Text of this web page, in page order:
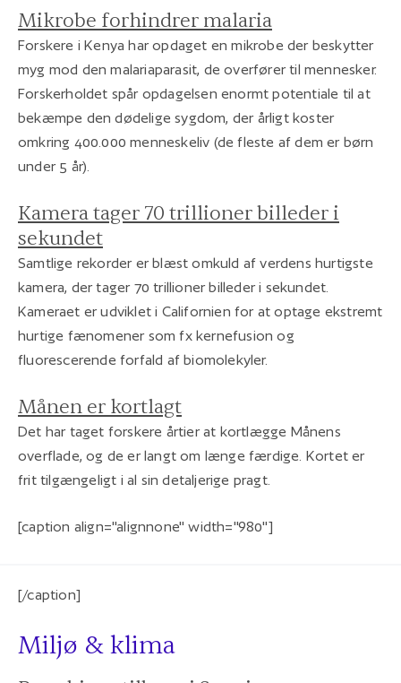
Mikrobe forhindrer malaria
Forskere i Kenya har opdaget en mikrobe der beskytter
myg mod den malariaparasit, de overfører til mennesker.
Forskerholdet spår opdagelsen enormt potentiale til at
bekæmpe den dødelige sygdom, der årligt koster
omkring 400.000 menneskeliv (de fleste af dem er børn
under 5 år).
Kamera tager 70 trillioner billeder i
sekundet
Samtlige rekorder er blæst omkuld af verdens hurtigste
kamera, der tager 70 trillioner billeder i sekundet.
Kameraet er udviklet i Californien for at optage ekstremt
hurtige fænomener som fx kernefusion og
fluorescerende forfald af biomolekyler.
Månen er kortlagt
Det har taget forskere årtier at kortlægge Månens
overflade, og de er langt om længe færdige. Kortet er
frit tilgængeligt i al sin detaljerige pragt.
[caption align="alignnone" width="980"]
[/caption]
Miljø & klima